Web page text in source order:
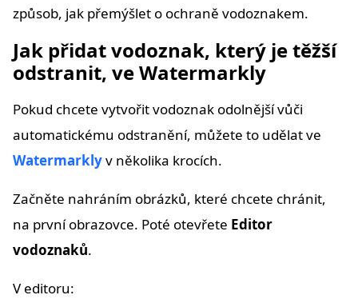
způsob, jak přemýšlet o ochraně vodoznakem.
Jak přidat vodoznak, který je těžší
odstranit, ve Watermarkly
Pokud chcete vytvořit vodoznak odolnější vůči
automatickému odstranění, můžete to udělat ve
Watermarklyv několika krocích.
Začněte nahráním obrázků, které chcete chránit,
na první obrazovce. Poté otevřete Editor
vodoznaků.
V editoru: